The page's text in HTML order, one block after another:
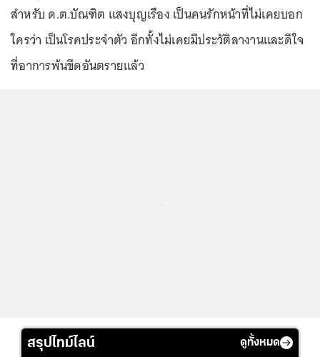
สำหรับ ด.ต.บัณฑิต แสงบุญเรือง เป็นคนรักหน้าที่ไม่เคยบอก
ใครว่า เป็นโรคประจำตัว อีกทั้งไม่เคยมีประวัติลางานและดีใจ
ที่อาการพ้นขีดอันตรายแล้ว
สรุปไทม์ไลน์ ดูทั้งหมด